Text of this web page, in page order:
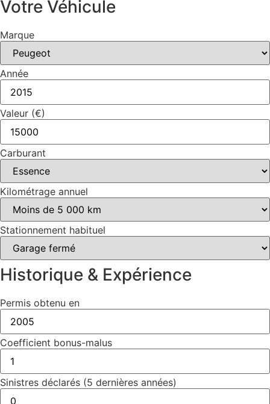
Votre Véhicule
Marque
Année
Valeur (€)
Carburant
Kilométrage annuel
Stationnement habituel
Historique & Expérience
Permis obtenu en
Coefficient bonus-malus
Sinistres déclarés (5 dernières années)